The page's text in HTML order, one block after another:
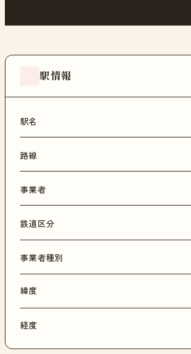
駅情報
駅名
路線
事業者
鉄道区分
事業者種別
緯度
経度